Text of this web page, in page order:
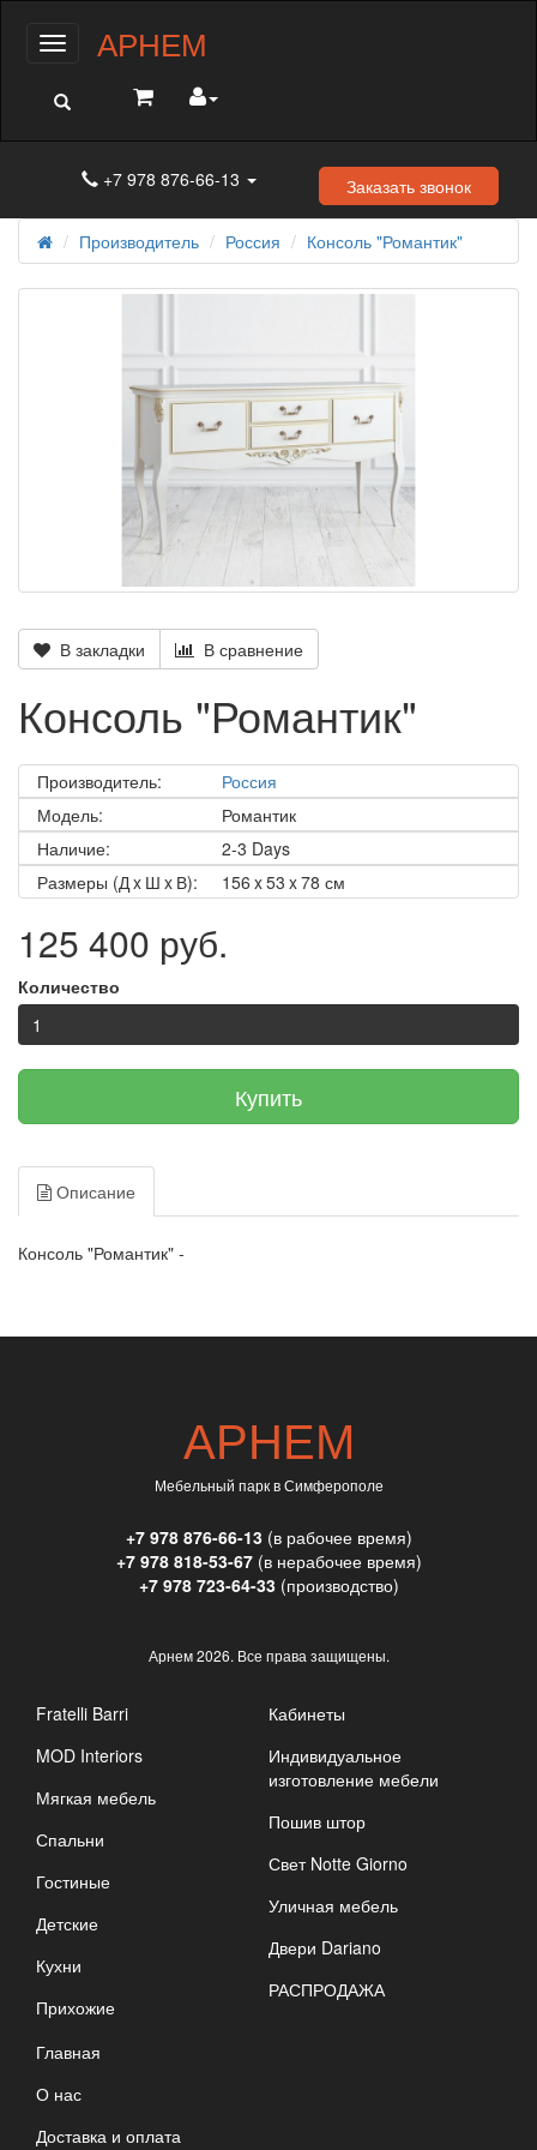
МенюАРНЕМ
+7 978 876-66-13 Заказать звонок
Производитель Россия Консоль "Романтик"
В закладки В сравнение
Консоль "Романтик"
Производитель:
Россия
Модель:
Романтик
Наличие:
2-3 Days
Размеры (Д x Ш x В):
156 x 53 x 78 см
125 400 руб.
Количество
Купить
Описание
Консоль "Романтик" -
АРНЕМ
Мебельный парк в Симферополе
+7 978 876-66-13(в рабочее время)
+7 978 818-53-67(в нерабочее время)
+7 978 723-64-33(производство)
Арнем2026. Все права защищены.
Fratelli Barri
MOD Interiors
Мягкая мебель
Спальни
Гостиные
Детские
Кухни
Прихожие
Кабинеты
Индивидуальное
изготовление мебели
Пошив штор
Свет Notte Giorno
Уличная мебель
Двери Dariano
РАСПРОДАЖА
Главная
О нас
Доставка и оплата